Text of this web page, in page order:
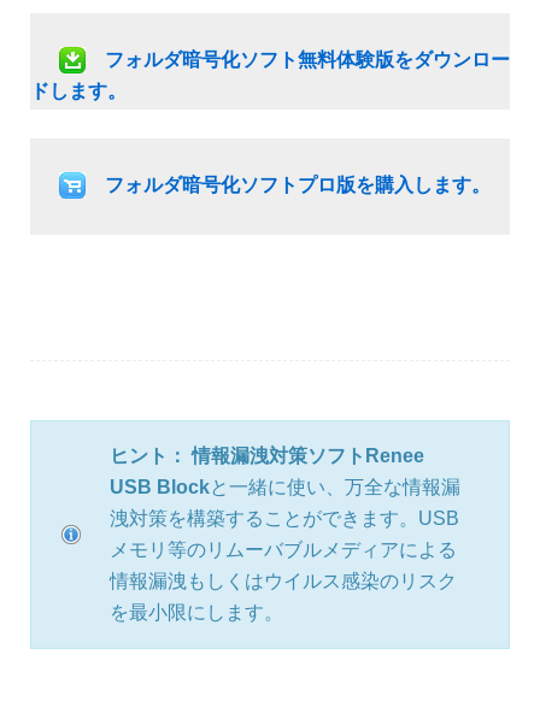
フォルダ暗号化ソフト無料体験版をダウンロー
ドします。
フォルダ暗号化ソフトプロ版を購入します。
ヒント： 情報漏洩対策ソフト Renee
USB Blockと一緒に使い、万全な情報漏
洩対策を構築することができます。USB
メモリ等のリムーバブルメディアによる
情報漏洩もしくはウイルス感染のリスク
を最小限にします。